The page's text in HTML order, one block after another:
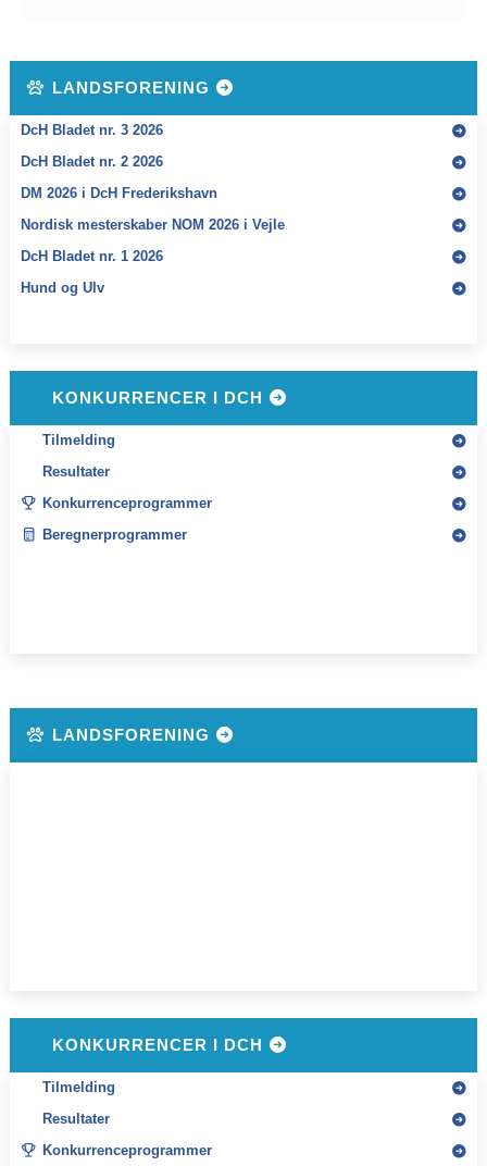
LANDSFORENING
DcH Bladet nr. 3 2026
DcH Bladet nr. 2 2026
DM 2026 i DcH Frederikshavn
Nordisk mesterskaber NOM 2026 i Vejle
DcH Bladet nr. 1 2026
Hund og Ulv
KONKURRENCER I DCH
Tilmelding
Resultater
Konkurrenceprogrammer
Beregnerprogrammer
LANDSFORENING
KONKURRENCER I DCH
Tilmelding
Resultater
Konkurrenceprogrammer